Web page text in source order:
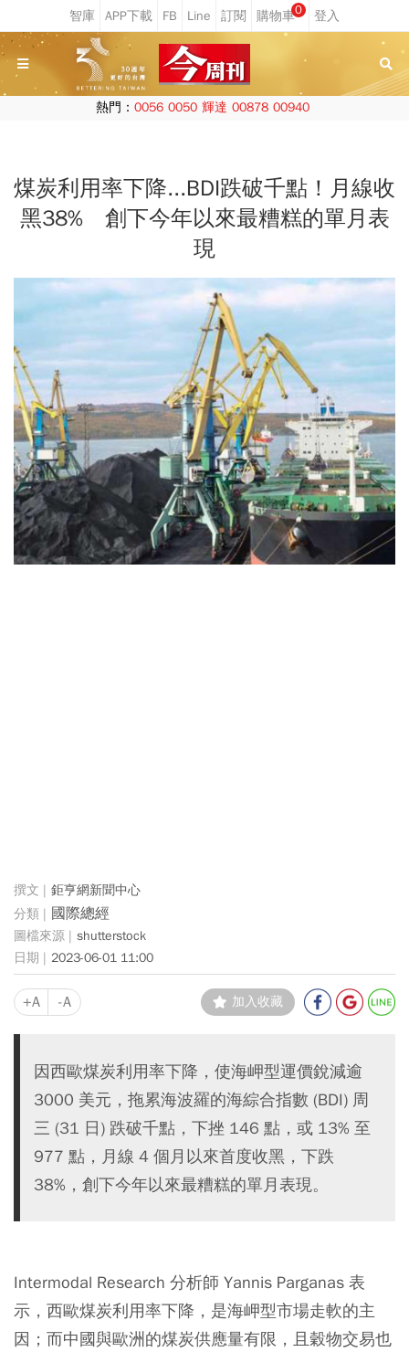
0
熱門： 0056 0050 輝達 00878 00940
煤炭利用率下降...BDI跌破千點！月線收
黑38% 創下今年以來最糟糕的單月表
現
鉅亨網新聞中心
國際總經
shutterstock
2023-06-01 11:00
+A -A 加入收藏
因西歐煤炭利用率下降，使海岬型運價銳減逾
3000 美元，拖累海波羅的海綜合指數 (BDI) 周
三 (31 日) 跌破千點，下挫 146 點，或 13% 至
977 點，月線 4 個月以來首度收黑，下跌
38%，創下今年以來最糟糕的單月表現。
Intermodal Research 分析師 Yannis Parganas 表
示，西歐煤炭利用率下降，是海岬型市場走軟的主
因；而中國與歐洲的煤炭供應量有限，且穀物交易也